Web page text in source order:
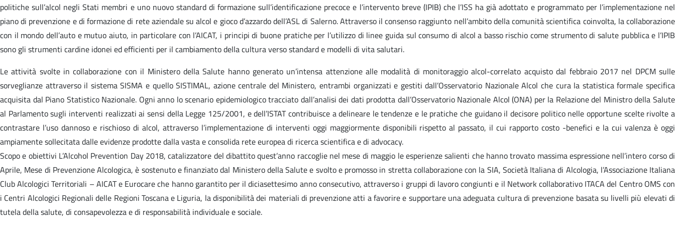
politiche sull’alcol negli Stati membri e uno nuovo standard di formazione sull’identificazione precoce e l’intervento breve (IPIB) che l’ISS ha già adottato e programmato per l’implementazione nel
piano di prevenzione e di formazione di rete aziendale su alcol e gioco d’azzardo dell’ASL di Salerno. Attraverso il consenso raggiunto nell’ambito della comunità scientifica coinvolta, la collaborazione
con il mondo dell’auto e mutuo aiuto, in particolare con l’AICAT, i principi di buone pratiche per l’utilizzo di linee guida sul consumo di alcol a basso rischio come strumento di salute pubblica e l’IPIB
sono gli strumenti cardine idonei ed efficienti per il cambiamento della cultura verso standard e modelli di vita salutari.
Le attività svolte in collaborazione con il Ministero della Salute hanno generato un’intensa attenzione alle modalità di monitoraggio alcol-correlato acquisto dal febbraio 2017 nel DPCM sulle
sorveglianze attraverso il sistema SISMA e quello SISTIMAL, azione centrale del Ministero, entrambi organizzati e gestiti dall’Osservatorio Nazionale Alcol che cura la statistica formale specifica
acquisita dal Piano Statistico Nazionale. Ogni anno lo scenario epidemiologico tracciato dall’analisi dei dati prodotta dall’Osservatorio Nazionale Alcol (ONA) per la Relazione del Ministro della Salute
al Parlamento sugli interventi realizzati ai sensi della Legge 125/2001, e dell’ISTAT contribuisce a delineare le tendenze e le pratiche che guidano il decisore politico nelle opportune scelte rivolte a
contrastare l’uso dannoso e rischioso di alcol, attraverso l’implementazione di interventi oggi maggiormente disponibili rispetto al passato, il cui rapporto costo -benefici e la cui valenza è oggi
ampiamente sollecitata dalle evidenze prodotte dalla vasta e consolida rete europea di ricerca scientifica e di advocacy.
Scopo e obiettivi L’Alcohol Prevention Day 2018, catalizzatore del dibattito quest’anno raccoglie nel mese di maggio le esperienze salienti che hanno trovato massima espressione nell’intero corso di
Aprile, Mese di Prevenzione Alcologica, è sostenuto e finanziato dal Ministero della Salute e svolto e promosso in stretta collaborazione con la SIA, Società Italiana di Alcologia, l’Associazione Italiana
Club Alcologici Territoriali – AICAT e Eurocare che hanno garantito per il diciasettesimo anno consecutivo, attraverso i gruppi di lavoro congiunti e il Network collaborativo ITACA del Centro OMS con
i Centri Alcologici Regionali delle Regioni Toscana e Liguria, la disponibilità dei materiali di prevenzione atti a favorire e supportare una adeguata cultura di prevenzione basata su livelli più elevati di
tutela della salute, di consapevolezza e di responsabilità individuale e sociale.